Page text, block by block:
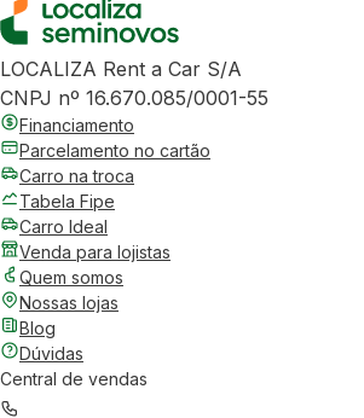
LOCALIZA Rent a Car S/A
CNPJ nº 16.670.085/0001-55
Financiamento
Parcelamento no cartão
Carro na troca
Tabela Fipe
Carro Ideal
Venda para lojistas
Quem somos
Nossas lojas
Blog
Dúvidas
Central de vendas